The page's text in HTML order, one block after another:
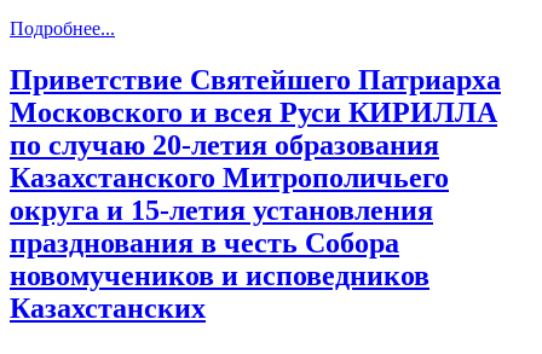
Подробнее...
Приветствие Святейшего Патриарха
Московского и всея Руси КИРИЛЛА
по случаю 20-летия образования
Казахстанского Митрополичьего
округа и 15-летия установления
празднования в честь Собора
новомучеников и исповедников
Казахстанских